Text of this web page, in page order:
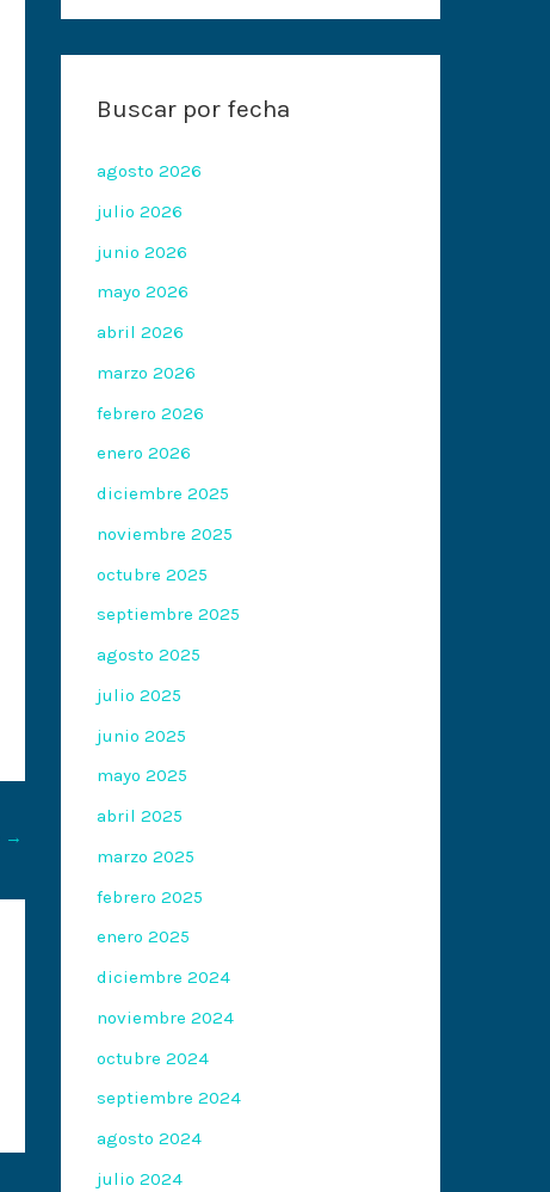
→
Buscar por fecha
agosto 2026
julio 2026
junio 2026
mayo 2026
abril 2026
marzo 2026
febrero 2026
enero 2026
diciembre 2025
noviembre 2025
octubre 2025
septiembre 2025
agosto 2025
julio 2025
junio 2025
mayo 2025
abril 2025
marzo 2025
febrero 2025
enero 2025
diciembre 2024
noviembre 2024
octubre 2024
septiembre 2024
agosto 2024
julio 2024